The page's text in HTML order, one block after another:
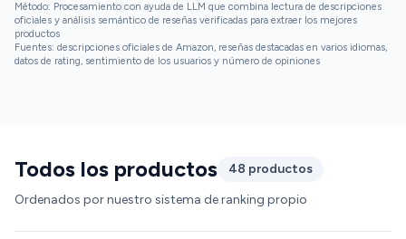
Método: Procesamiento con ayuda de LLM que combina lectura de descripciones
oficiales y análisis semántico de reseñas verificadas para extraer los mejores
productos
Fuentes: descripciones oficiales de Amazon, reseñas destacadas en varios idiomas,
datos de rating, sentimiento de los usuarios y número de opiniones
Todos los productos
48 productos
Ordenados por nuestro sistema de ranking propio